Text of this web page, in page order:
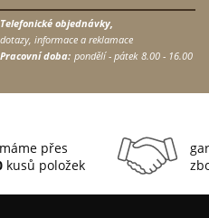
Telefonické objednávky,
dotazy, informace a reklamace
Pracovní doba: pondělí - pátek 8.00 - 16.00
přes
kusů položek